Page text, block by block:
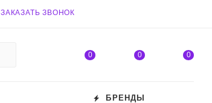
ЗАКАЗАТЬ ЗВОНОК
0 0 0
БРЕНДЫ